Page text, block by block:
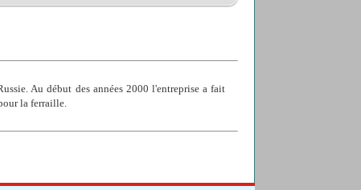
Au début des années 2000 l'entreprise a fait
la ferraille.